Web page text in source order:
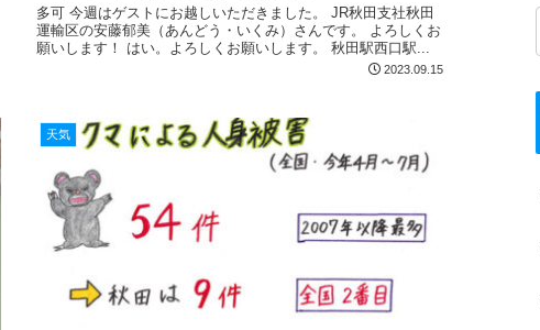
多可 今週はゲストにお越しいただきました。 JR秋田支社秋田
運輸区の安藤郁美（あんどう・いくみ）さんです。 よろしくお
願いします！ はい。よろしくお願いします。 秋田駅西口駅...
2023.09.15
天気